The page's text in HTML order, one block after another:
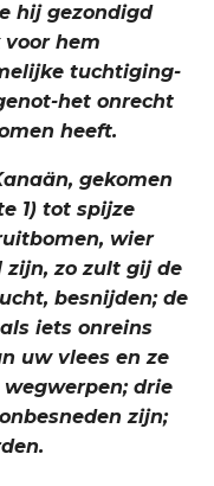
hij gezondigd
hem
tuchtiging-
het onrecht
heeft.
gekomen
1) tot spijze
wier
zijn, zo zult gij de
besnijden; de
iets onreins
uw vlees en ze
wegwerpen; drie
zijn;